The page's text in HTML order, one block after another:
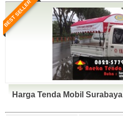
BEST SELLER
Harga Tenda Mobil Surabaya